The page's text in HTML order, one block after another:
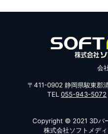
会
〒411-0902 静岡県駿東郡
TEL 055-943-5072
Copyright © 2021 3Dバ
株式会社ソフトメデ